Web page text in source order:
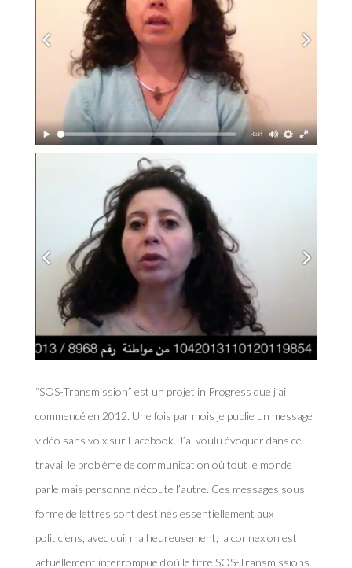
“SOS-Transmission” est un projet in Progress que j’ai
commencé en 2012. Une fois par mois je publie un message
vidéo sans voix sur Facebook. J’ai voulu évoquer dans ce
travail le problème de communication où tout le monde
parle mais personne n’écoute l’autre. Ces messages sous
forme de lettres sont destinés essentiellement aux
politiciens, avec qui, malheureusement, la connexion est
actuellement interrompue d’où le titre SOS-Transmissions.